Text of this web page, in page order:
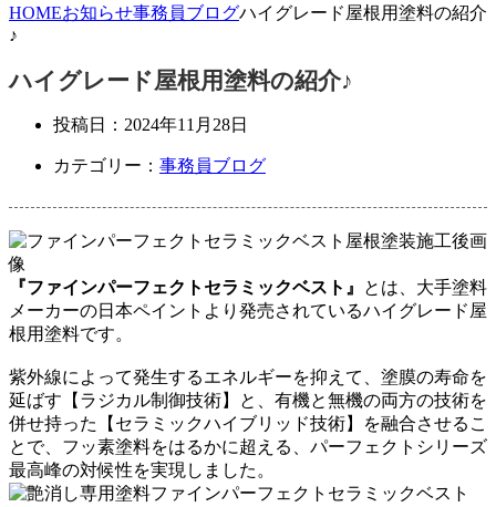
HOMEお知らせ事務員ブログハイグレード屋根用塗料の紹介
♪
ハイグレード屋根用塗料の紹介♪
投稿日： 2024年11月28日
カテゴリー： 事務員ブログ
『ファインパーフェクトセラミックベスト』
とは、大手塗料
メーカーの日本ペイントより発売されているハイグレード屋
根用塗料です。
紫外線によって発生するエネルギーを抑えて、塗膜の寿命を
延ばす【ラジカル制御技術】と、有機と無機の両方の技術を
併せ持った【セラミックハイブリッド技術】を融合させるこ
とで、フッ素塗料をはるかに超える、パーフェクトシリーズ
最高峰の対候性を実現しました。